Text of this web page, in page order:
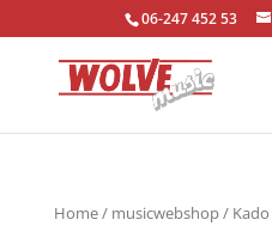
06-247 452 53
Home/ musicwebshop/ Kado